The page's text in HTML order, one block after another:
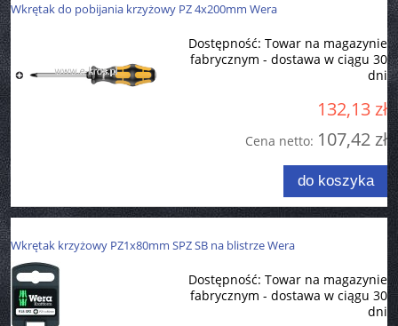
Wkrętak do pobijania krzyżowy PZ 4x200mm Wera
Dostępność: Towar na magazynie
fabrycznym - dostawa w ciągu 30
dni
132,13 zł
Cena netto: 107,42 zł
do koszyka
Wkrętak krzyżowy PZ1x80mm SPZ SB na blistrze Wera
Dostępność: Towar na magazynie
fabrycznym - dostawa w ciągu 30
dni